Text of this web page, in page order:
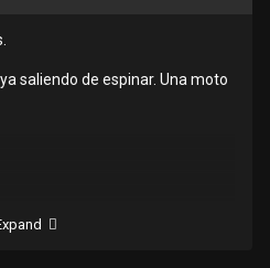
saliendo de espinar. Una moto